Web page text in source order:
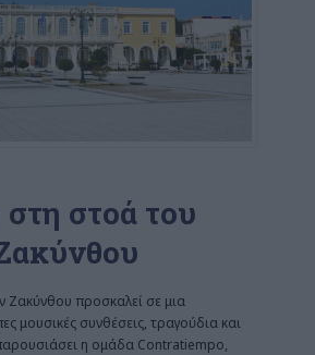
στοά του
Ζακύνθου προσκαλεί σε μια
μουσικές συνθέσεις, τραγούδια και
η ομάδα Contratiempo,